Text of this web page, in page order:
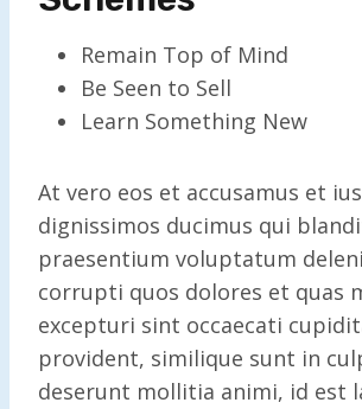
Remain Top of Mind
Be Seen to Sell
Learn Something New
At vero eos et accusamus et
dignissimos ducimus qui
praesentium voluptatum
corrupti quos dolores et quas
excepturi sint occaecati
provident, similique sunt in
deserunt mollitia animi, id est